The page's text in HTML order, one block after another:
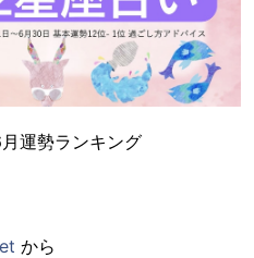
運勢ランキング
から